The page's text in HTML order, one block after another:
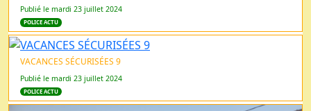
Publié le mardi 23 juillet 2024
POLICE ACTU
VACANCES SÉCURISÉES 9
Publié le mardi 23 juillet 2024
POLICE ACTU